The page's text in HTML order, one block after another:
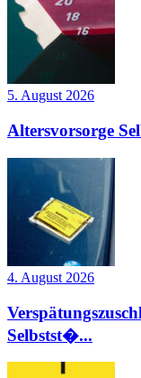
5. August 2026
Altersvorsorge
4. August 2026
Selbstst�...